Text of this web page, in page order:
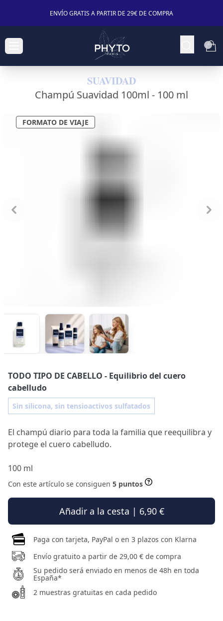
ENVÍO GRATIS A PARTIR DE 29€ DE COMPRA
SUAVIDAD
Champú Suavidad 100ml - 100 ml
FORMATO DE VIAJE
TODO TIPO DE CABELLO - Equilibrio del cuero
cabelludo
Sin silicona, sin tensioactivos sulfatados
El champú diario para toda la familia que reequilibra y
protege el cuero cabelludo.
100 ml
Con este artículo se consiguen 5 puntos
Añadir a la cesta | 6,90 €
Paga con tarjeta, PayPal o en 3 plazos con Klarna
Envío gratuito a partir de 29,00 € de compra
Su pedido será enviado en menos de 48h en toda
España*
2 muestras gratuitas en cada pedido